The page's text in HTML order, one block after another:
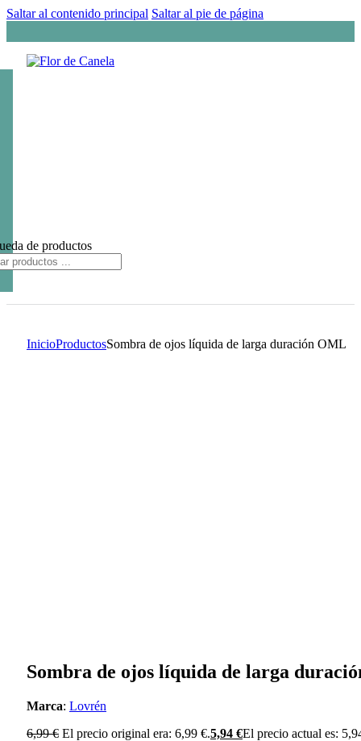
Saltar al contenido principal Saltar al pie de página
de productos
InicioProductosSombra de ojos líquida de larga duración OML
Sombra de ojos líquida de larga
Marca: Lovrén
6,99€ El precio original era: 6,99 €.5,94 €El precio actual es: